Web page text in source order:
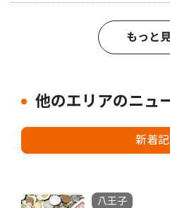
もっと
他のエリアのニュ
新着
八王子